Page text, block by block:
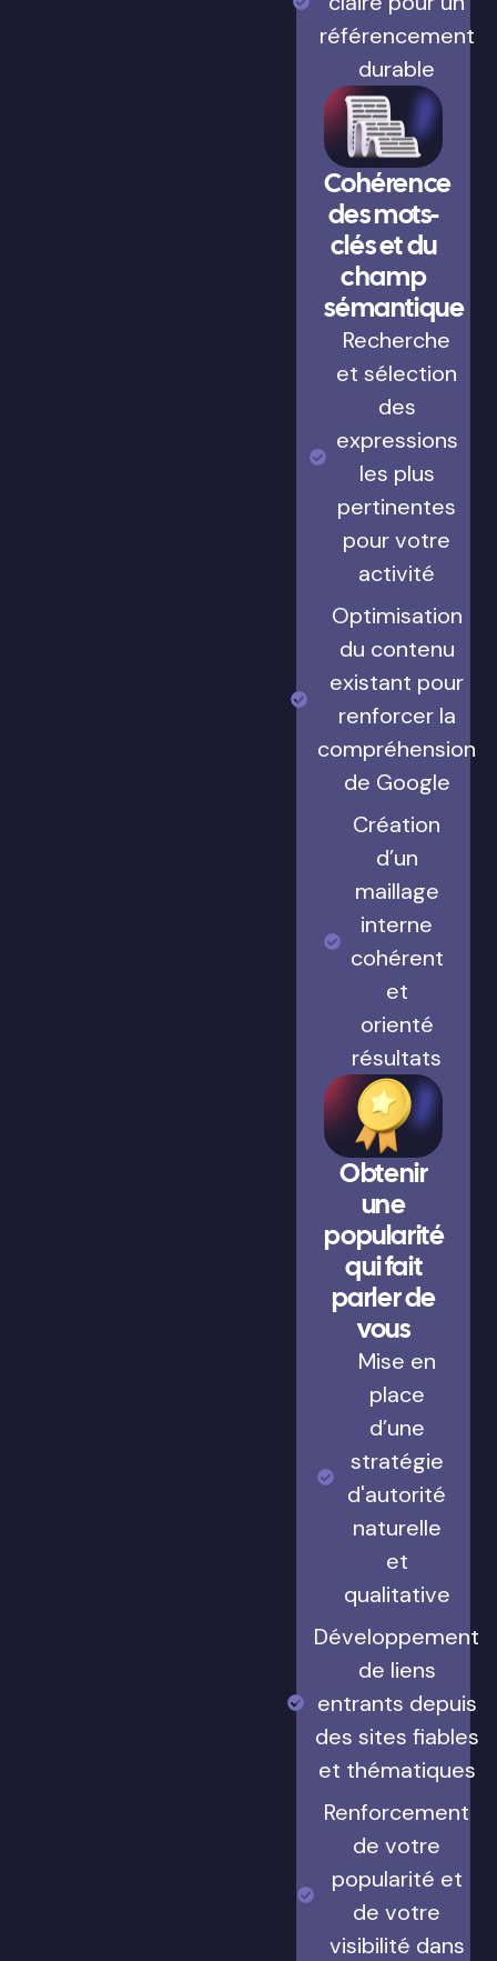
référencement
durable
Cohérence
des mots-
clés et du
champ
sémantique
Recherche
et sélection
des
expressions
les plus
pertinentes
pour votre
activité
Optimisation
du contenu
existant pour
renforcer la
compréhension
de Google
Création
d’un
maillage
interne
cohérent
et
orienté
résultats
Obtenir
une
popularité
qui fait
parler de
vous
Mise en
place
d’une
stratégie
d'autorité
naturelle
et
qualitative
Développement
de liens
entrants depuis
des sites fiables
et thématiques
Renforcement
de votre
popularité et
de votre
visibilité dans